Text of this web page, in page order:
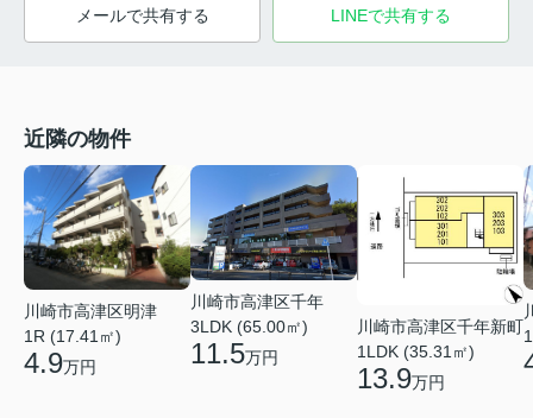
メールで共有する LINEで共有する
近隣の物件
川崎市高津区明津
1R (17.41㎡)
4.9万円
川崎市高津区千年
3LDK (65.00㎡)
11.5万円
川崎市高津区千年新町
1LDK (35.31㎡)
13.9万円